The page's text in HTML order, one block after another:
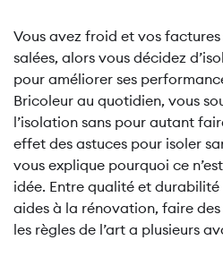
Vous avez froid et vos
salées, alors vous décidez
pour améliorer ses
Bricoleur au quotidien, vous
l’isolation sans pour autant
effet des astuces pour isoler
vous explique pourquoi ce
idée. Entre qualité et
aides à la rénovation, faire
les règles de l’art a plusieurs